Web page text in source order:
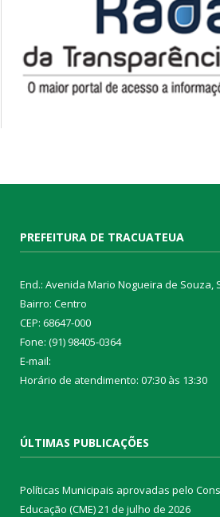
PREFEITURA DE TRACUATEUA
End.: Avenida Mario Nogueira de Souza,
Bairro: Centro
CEP: 68647-000
Fone: (91) 98405-0364
E-mail:
Horário de atendimento: 07:30 às 13:30
ÚLTIMAS PUBLICAÇÕES
Políticas Municipais aprovadas pelo
Educação (CME)21 de julho de 2026